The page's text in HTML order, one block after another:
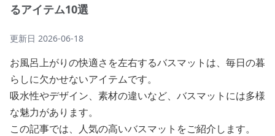
るアイテム10選
更新日 2026-06-18
お風呂上がりの快適さを左右するバスマットは、毎日の暮
らしに欠かせないアイテムです。
吸水性やデザイン、素材の違いなど、バスマットには多様
な魅力があります。
この記事では、人気の高いバスマットをご紹介します。